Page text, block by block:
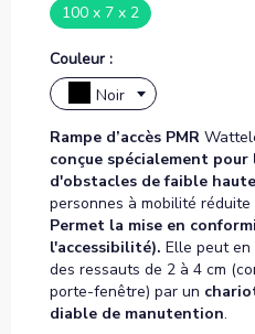
100 x 7 x 2
Couleur :
Noir
Rampe d’accès PMR
conçue spécialement
d'obstacles de faible
personnes à mobilité
Permet la mise en
l'accessibilité). Elle peut
des ressauts de 2 à 4 cm
porte-fenêtre) par un
diable de manutention.